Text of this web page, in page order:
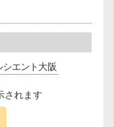
エント大阪
されます